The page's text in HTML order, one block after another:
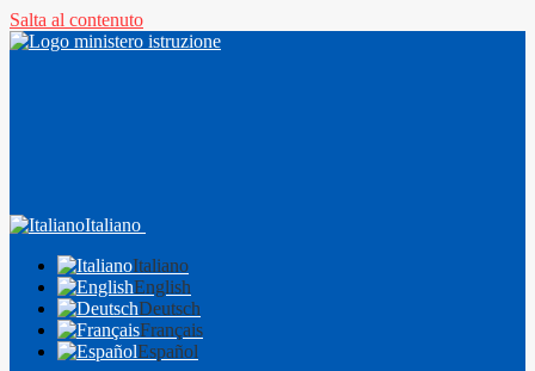
Salta al contenuto
Italiano
Italiano
English
Deutsch
Français
Español